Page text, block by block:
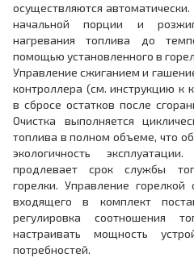
осуществляются автоматически.
начальной порции и
нагревания топлива до
помощью установленного в
Управление сжиганием и
контроллера (см. инструкцию к
в сбросе остатков после
Очистка выполняется
топлива в полном объеме, что
экологичность
продлевает срок службы
горелки. Управление
входящего в комплект
регулировка соотношения
настраивать мощность
потребностей.